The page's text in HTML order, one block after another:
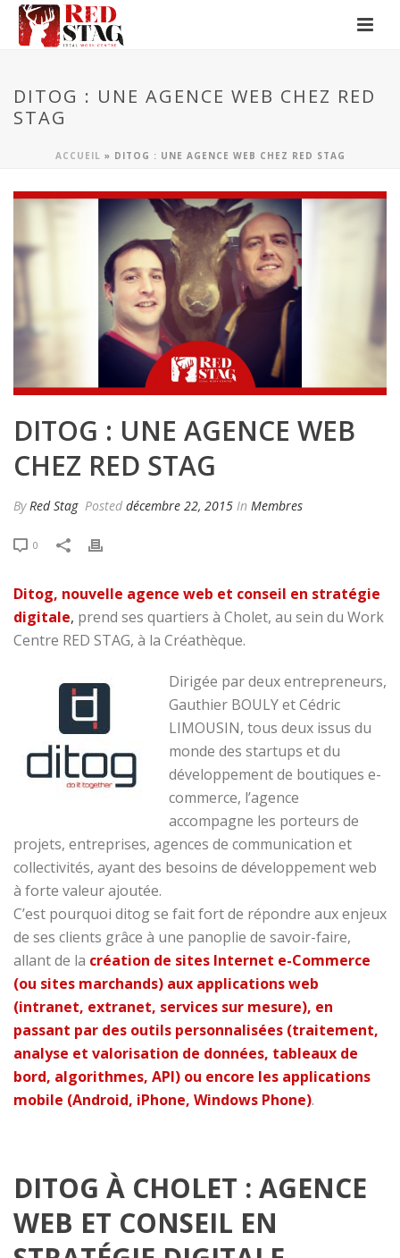
DITOG : UNE AGENCE WEB CHEZ RED
STAG
ACCUEIL » DITOG : UNE AGENCE WEB CHEZ RED STAG
DITOG : UNE AGENCE WEB
CHEZ RED STAG
By Red Stag Posted décembre 22, 2015 In Membres
0
Ditog, nouvelle agence web et conseil en stratégie
digitale, prend ses quartiers à Cholet, au sein du Work
Centre RED STAG, à la Créathèque.
Dirigée par deux entrepreneurs,
Gauthier BOULY et Cédric
LIMOUSIN, tous deux issus du
monde des startups et du
développement de boutiques e-
commerce, l’agence
accompagne les porteurs de
projets, entreprises, agences de communication et
collectivités, ayant des besoins de développement web
à forte valeur ajoutée.
C’est pourquoi ditog se fait fort de répondre aux enjeux
de ses clients grâce à une panoplie de savoir-faire,
allant de la création de sites Internet e-Commerce
(ou sites marchands) aux applications web
(intranet, extranet, services sur mesure), en
passant par des outils personnalisées (traitement,
analyse et valorisation de données, tableaux de
bord, algorithmes, API) ou encore les applications
mobile (Android, iPhone, Windows Phone).
DITOG À CHOLET : AGENCE
WEB ET CONSEIL EN